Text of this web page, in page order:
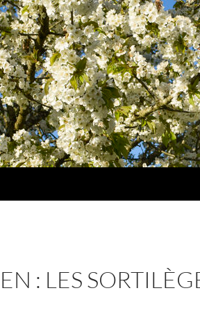
: LES